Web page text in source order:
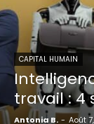
CAPITAL HUMAIN
travail : 4
Antonia B. - Août